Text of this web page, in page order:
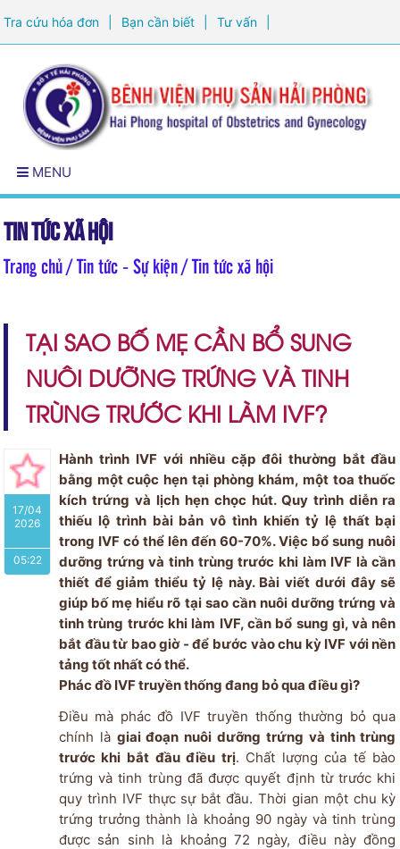
Tra cứu hóa đơn Bạn cần biết Tư vấn
Đăng ký khám sức khỏe
MENU
Tin tức xã hội
Trang chủ/ Tin tức - Sự kiện / Tin tức xã hội
TẠI SAO BỐ MẸ CẦN BỔ SUNG
NUÔI DƯỠNG TRỨNG VÀ TINH
TRÙNG TRƯỚC KHI LÀM IVF?
17/04
2026
05:22
Hành trình IVF với nhiều cặp đôi thường bắt đầu
bằng một cuộc hẹn tại phòng khám, một toa thuốc
kích trứng và lịch hẹn chọc hút. Quy trình diễn ra
thiếu lộ trình bài bản vô tình khiến tỷ lệ thất bại
trong IVF có thể lên đến 60-70%. Việc bổ sung nuôi
dưỡng trứng và tinh trùng trước khi làm IVF là cần
thiết để giảm thiểu tỷ lệ này. Bài viết dưới đây sẽ
giúp bố mẹ hiểu rõ tại sao cần nuôi dưỡng trứng và
tinh trùng trước khi làm IVF, cần bổ sung gì, và nên
bắt đầu từ bao giờ - để bước vào chu kỳ IVF với nền
tảng tốt nhất có thể.
Phác đồ IVF truyền thống đang bỏ qua điều gì?
Điều mà phác đồ IVF truyền thống thường bỏ qua
chính là giai đoạn nuôi dưỡng trứng và tinh trùng
trước khi bắt đầu điều trị. Chất lượng của tế bào
trứng và tinh trùng đã được quyết định từ trước khi
quy trình IVF thực sự bắt đầu. Thời gian một chu kỳ
trứng trưởng thành là khoảng 90 ngày và tinh trùng
được sản sinh là khoảng 72 ngày, điều này đồng